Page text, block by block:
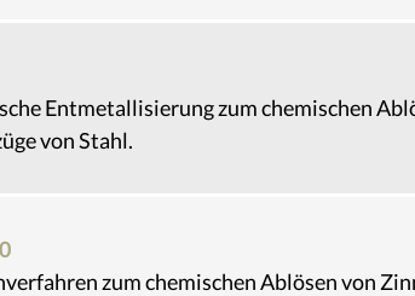
Entmetallisierung zum chemischen
von Stahl.
zum chemischen Ablösen von